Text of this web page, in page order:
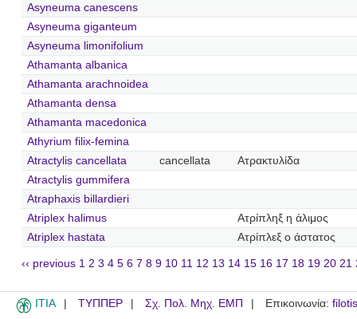
Asyneuma canescens
Asyneuma giganteum
Asyneuma limonifolium
Athamanta albanica
Athamanta arachnoidea
Athamanta densa
Athamanta macedonica
Athyrium filix-femina
Atractylis cancellata
cancellata
Ατρακτυλίδα
Atractylis gummifera
Atraphaxis billardieri
Atriplex halimus
Ατρίπληξ η άλιμος
Atriplex hastata
Ατρίπλεξ ο άστατος
‹‹ previous 1 2 3 4 5 6 7 8 9 10 11 12 13 14 15 16 17 18 19 20 21
ITIA ΤΥΠΠΕΡ Σχ. Πολ. Μηχ. ΕΜΠ Επικοινωνία: